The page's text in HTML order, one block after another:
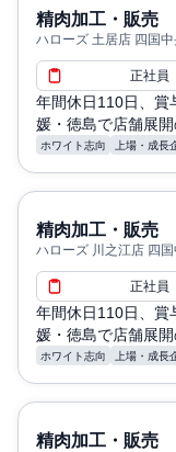
精肉加工・販売
ハローズ 土居店 四国
正社員
年間休日110日、賞
媛・徳島で店舗展開
ホワイト志向 上場・成長
精肉加工・販売
ハローズ 川之江店 四
正社員
年間休日110日、賞
媛・徳島で店舗展開
ホワイト志向 上場・成長
精肉加工・販売